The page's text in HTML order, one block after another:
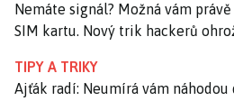
Nemáte signál? Možná vám
SIM kartu. Nový trik hackerů
TIPY A TRIKY
Ajťák radí: Neumírá vám